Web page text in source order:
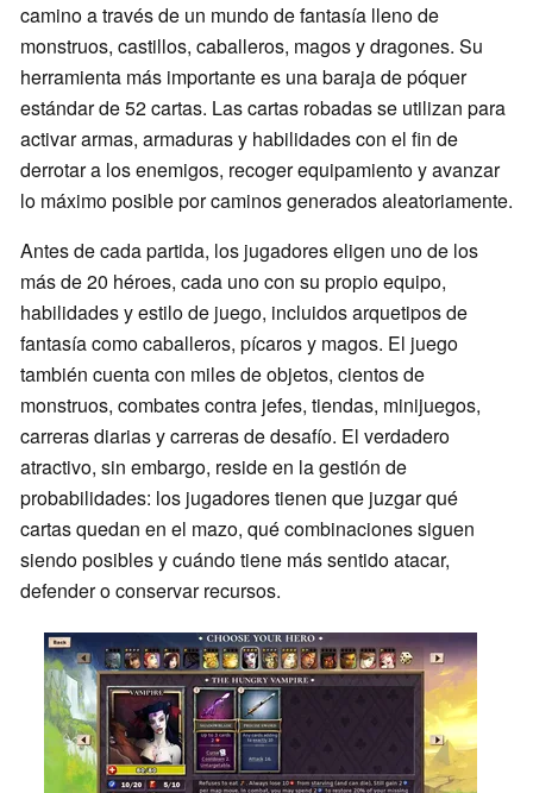
camino a través de un mundo de fantasía lleno de
monstruos, castillos, caballeros, magos y dragones. Su
herramienta más importante es una baraja de póquer
estándar de 52 cartas. Las cartas robadas se utilizan para
activar armas, armaduras y habilidades con el fin de
derrotar a los enemigos, recoger equipamiento y avanzar
lo máximo posible por caminos generados aleatoriamente.
Antes de cada partida, los jugadores eligen uno de los
más de 20 héroes, cada uno con su propio equipo,
habilidades y estilo de juego, incluidos arquetipos de
fantasía como caballeros, pícaros y magos. El juego
también cuenta con miles de objetos, cientos de
monstruos, combates contra jefes, tiendas, minijuegos,
carreras diarias y carreras de desafío. El verdadero
atractivo, sin embargo, reside en la gestión de
probabilidades: los jugadores tienen que juzgar qué
cartas quedan en el mazo, qué combinaciones siguen
siendo posibles y cuándo tiene más sentido atacar,
defender o conservar recursos.